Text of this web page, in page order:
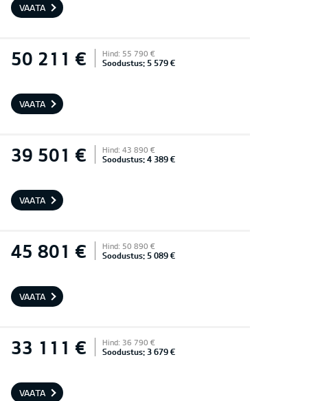
VAATA
50 211 € Hind: 55 790 €
Soodustus: 5 579 €
VAATA
39 501 € Hind: 43 890 €
Soodustus: 4 389 €
VAATA
45 801 € Hind: 50 890 €
Soodustus: 5 089 €
VAATA
33 111 € Hind: 36 790 €
Soodustus: 3 679 €
VAATA